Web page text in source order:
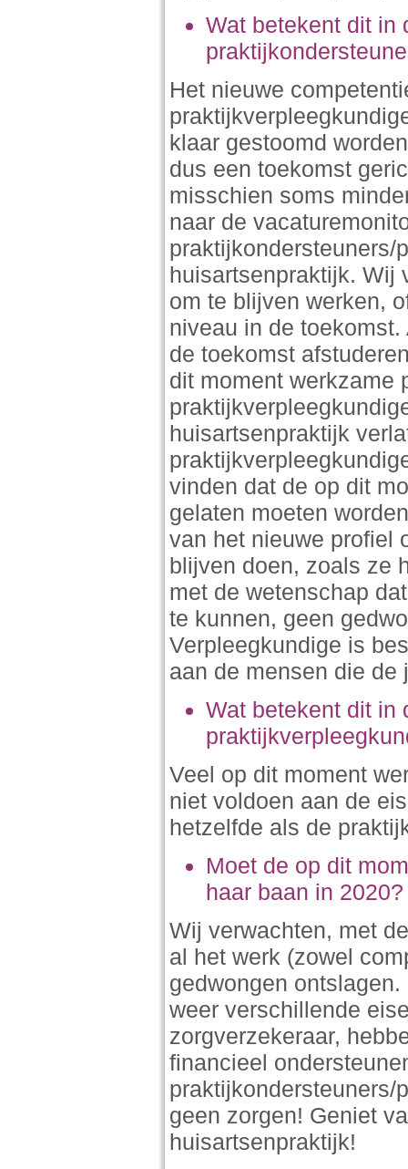
Wat betekent dit in
Het nieuwe
klaar gestoomd
dus een toekomst
misschien soms
naar de
praktijkondersteuners/
huisartsenpraktijk. Wij
om te blijven werken,
niveau in de
de toekomst
dit moment werkzame
huisartsenpraktijk
vinden dat de op dit
gelaten moeten
van het nieuwe profiel
blijven doen, zoals ze
met de wetenschap
te kunnen, geen
Verpleegkundige is
aan de mensen die
Wat betekent dit in
Veel op dit moment
niet voldoen aan de
hetzelfde als de
Moet de op dit
haar baan in 2020?
Wij verwachten, met
al het werk (zowel
gedwongen
weer verschillende
zorgverzekeraar,
financieel
praktijkondersteuners/
geen zorgen! Geniet
huisartsenpraktijk!